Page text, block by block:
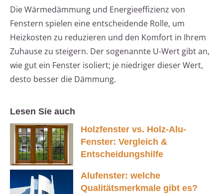
Die Wärmedämmung und Energieeffizienz von
Fenstern spielen eine entscheidende Rolle, um
Heizkosten zu reduzieren und den Komfort in Ihrem
Zuhause zu steigern. Der sogenannte U-Wert gibt an,
wie gut ein Fenster isoliert; je niedriger dieser Wert,
desto besser die Dämmung.
Lesen Sie auch
Holzfenster vs. Holz-Alu-
Fenster: Vergleich &
Entscheidungshilfe
Alufenster: welche
Qualitätsmerkmale gibt es?